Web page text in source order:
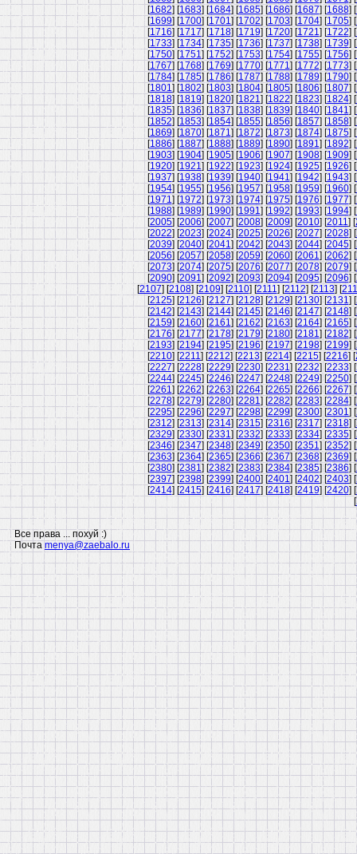
[1682] [1683] [1684] [1685] [1686] [1687] [1688] [
[1699] [1700] [1701] [1702] [1703] [1704] [1705] [
[1716] [1717] [1718] [1719] [1720] [1721] [1722] [
[1733] [1734] [1735] [1736] [1737] [1738] [1739] [
[1750] [1751] [1752] [1753] [1754] [1755] [1756] [
[1767] [1768] [1769] [1770] [1771] [1772] [1773] [
[1784] [1785] [1786] [1787] [1788] [1789] [1790] [
[1801] [1802] [1803] [1804] [1805] [1806] [1807] [
[1818] [1819] [1820] [1821] [1822] [1823] [1824] [
[1835] [1836] [1837] [1838] [1839] [1840] [1841] [
[1852] [1853] [1854] [1855] [1856] [1857] [1858] [
[1869] [1870] [1871] [1872] [1873] [1874] [1875] [
[1886] [1887] [1888] [1889] [1890] [1891] [1892] [
[1903] [1904] [1905] [1906] [1907] [1908] [1909] [
[1920] [1921] [1922] [1923] [1924] [1925] [1926] [
[1937] [1938] [1939] [1940] [1941] [1942] [1943] [
[1954] [1955] [1956] [1957] [1958] [1959] [1960] [
[1971] [1972] [1973] [1974] [1975] [1976] [1977] [
[1988] [1989] [1990] [1991] [1992] [1993] [1994] [
[2005] [2006] [2007] [2008] [2009] [2010] [2011] [
[2022] [2023] [2024] [2025] [2026] [2027] [2028] [
[2039] [2040] [2041] [2042] [2043] [2044] [2045] [
[2056] [2057] [2058] [2059] [2060] [2061] [2062] [
[2073] [2074] [2075] [2076] [2077] [2078] [2079] [
[2090] [2091] [2092] [2093] [2094] [2095] [2096] [
[2107] [2108] [2109] [2110] [2111] [2112] [2113] [
[2125] [2126] [2127] [2128] [2129] [2130] [2131] [
[2142] [2143] [2144] [2145] [2146] [2147] [2148] [
[2159] [2160] [2161] [2162] [2163] [2164] [2165] [
[2176] [2177] [2178] [2179] [2180] [2181] [2182] [
[2193] [2194] [2195] [2196] [2197] [2198] [2199] [
[2210] [2211] [2212] [2213] [2214] [2215] [2216] [
[2227] [2228] [2229] [2230] [2231] [2232] [2233] [
[2244] [2245] [2246] [2247] [2248] [2249] [2250] [
[2261] [2262] [2263] [2264] [2265] [2266] [2267] [
[2278] [2279] [2280] [2281] [2282] [2283] [2284] [
[2295] [2296] [2297] [2298] [2299] [2300] [2301] [
[2312] [2313] [2314] [2315] [2316] [2317] [2318] [
[2329] [2330] [2331] [2332] [2333] [2334] [2335] [
[2346] [2347] [2348] [2349] [2350] [2351] [2352] [
[2363] [2364] [2365] [2366] [2367] [2368] [2369] [
[2380] [2381] [2382] [2383] [2384] [2385] [2386] [
[2397] [2398] [2399] [2400] [2401] [2402] [2403] [
[2414] [2415] [2416] [2417] [2418] [2419] [2420] [
[
Все права ... похуй :)
Почта menya@zaebalo.ru